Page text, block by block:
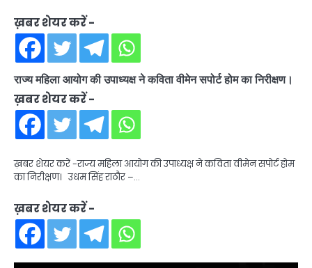
ख़बर शेयर करें -
राज्य महिला आयोग की उपाध्यक्ष ने कविता वीमेन सपोर्ट होम का निरीक्षण।
ख़बर शेयर करें -
ख़बर शेयर करें -राज्य महिला आयोग की उपाध्यक्ष ने कविता वीमेन सपोर्ट होम
का निरीक्षण। उधम सिंह राठौर –…
ख़बर शेयर करें -